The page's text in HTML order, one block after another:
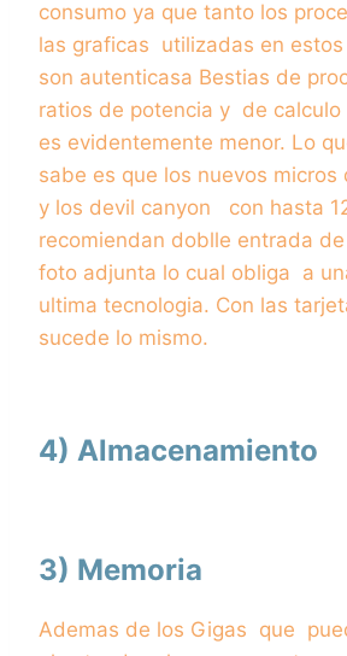
consumo ya que tanto los
las graficas utilizadas en
son autenticasa Bestias de
ratios de potencia y de
es evidentemente menor. Lo
sabe es que los nuevos micros
y los devil canyon con hasta
recomiendan doblle entrada
foto adjunta lo cual obliga a
ultima tecnologia. Con las
sucede lo mismo.
4) Almacenamiento
3) Memoria
Ademas de los Gigas que